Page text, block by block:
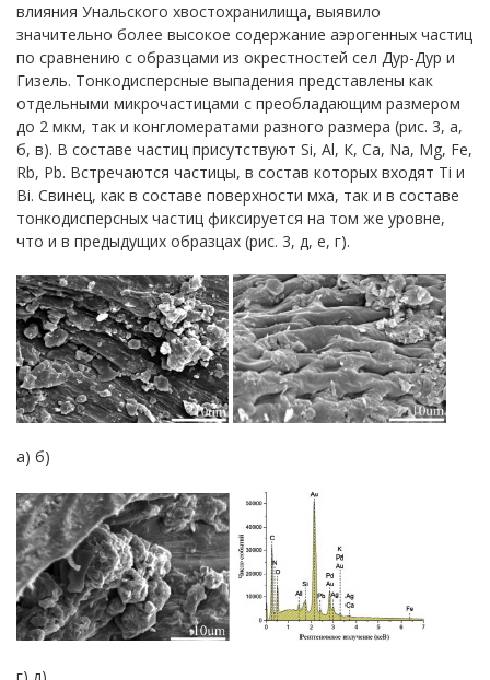
влияния Унальского хвостохранилища, выявило
значительно более высокое содержание аэрогенных частиц
по сравнению с образцами из окрестностей сел Дур-Дур и
Гизель. Тонкодисперсные выпадения представлены как
отдельными микрочастицами с преобладающим размером
до 2 мкм, так и конгломератами разного размера (рис. 3, а,
б, в). В составе частиц присутствуют Si, Al, К, Ca, Na, Mg, Fe,
Rb, Pb. Встречаются частицы, в состав которых входят Ti и
Bi. Свинец, как в составе поверхности мха, так и в составе
тонкодисперсных частиц фиксируется на том же уровне,
что и в предыдущих образцах (рис. 3, д, е, г).
а) б)